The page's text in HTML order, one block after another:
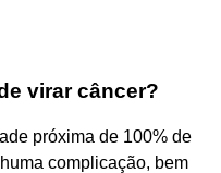
virar câncer?
próxima de 100% de
complicação, bem